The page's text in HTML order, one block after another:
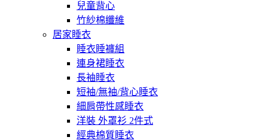
兒童背心
竹紗棉纖維
居家睡衣
睡衣睡褲組
連身裙睡衣
長袖睡衣
短袖/無袖/背心睡衣
細肩帶性感睡衣
洋裝 外罩衫 2件式
經典棉質睡衣